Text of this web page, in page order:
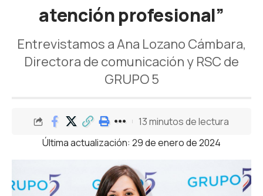
atención profesional”
Entrevistamos a Ana Lozano Cámbara,
Directora de comunicación y RSC de
GRUPO 5
Última actualización: 29 de enero de 2024
13 minutos de lectura